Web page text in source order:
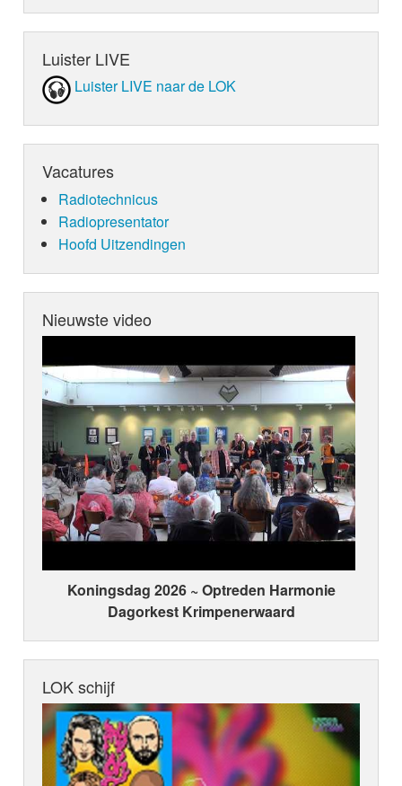
Luister LIVE
Luister LIVE naar de LOK
Vacatures
Radiotechnicus
Radiopresentator
Hoofd Uitzendingen
Nieuwste video
Koningsdag 2026 ~ Optreden Harmonie
Dagorkest Krimpenerwaard
LOK schijf